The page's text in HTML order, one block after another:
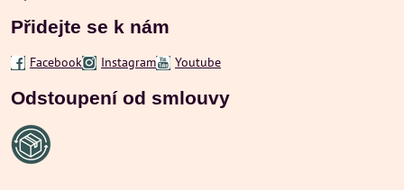
Přidejte se k nám
Facebook Instagram Youtube
Odstoupení od smlouvy